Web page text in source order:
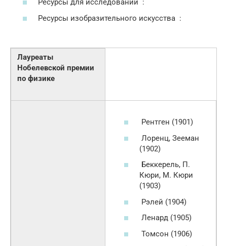
Ресурсы для исследований :
Ресурсы изобразительного искусства :
Лауреаты
Нобелевской премии
по физике
Рентген (1901)
Лоренц, Зееман
(1902)
Беккерель, П.
Кюри, М. Кюри
(1903)
Рэлей (1904)
Ленард (1905)
Томсон (1906)